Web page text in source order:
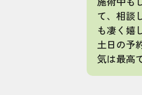
て、相談
も凄く嬉
土日の予
気は最高